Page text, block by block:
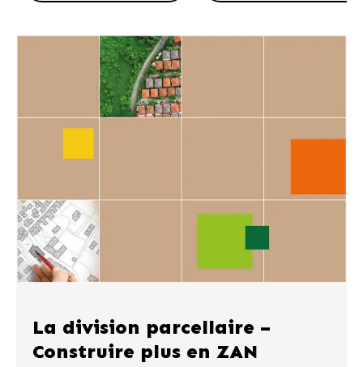
La division parcellaire –
Construire plus en ZAN